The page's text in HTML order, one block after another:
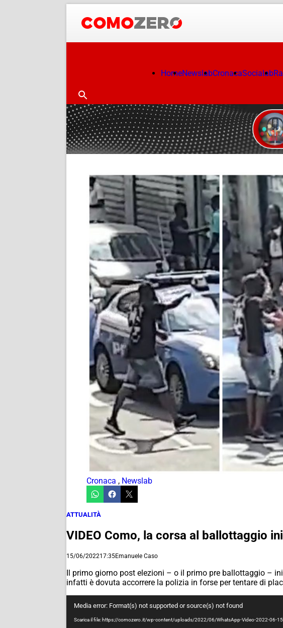
HomeNewslabCronacaSocialab
Cronaca , Newslab
ATTUALITÀ
VIDEO Como, la corsa al ballottaggio
15/06/202217:35Emanuele Caso
Il primo giorno post elezioni – o il primo pre ballottaggio –
infatti è dovuta accorrere la polizia in forse per tentare di
Player
Media error: Format(s) not supported or source(s) not found
Scarica il file: https://comozero.it/wp-content/uploads/2022/06/WhatsApp-Video-2022-06-